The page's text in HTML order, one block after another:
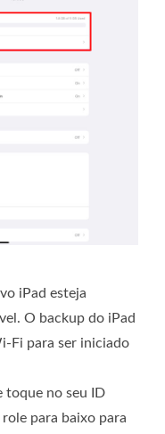
iPad esteja
O backup do iPad
Fi para ser iniciado
toque no seu ID
para baixo para